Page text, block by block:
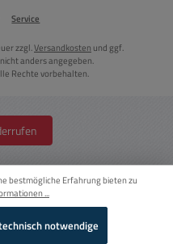
Service
zzgl.Versandkosten und ggf.
anders angegeben.
Rechte vorbehalten.
bestmögliche Erfahrung bieten zu
...
notwendige